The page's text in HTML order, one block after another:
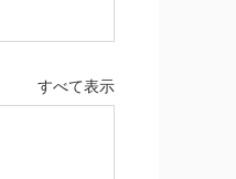
すべて表示